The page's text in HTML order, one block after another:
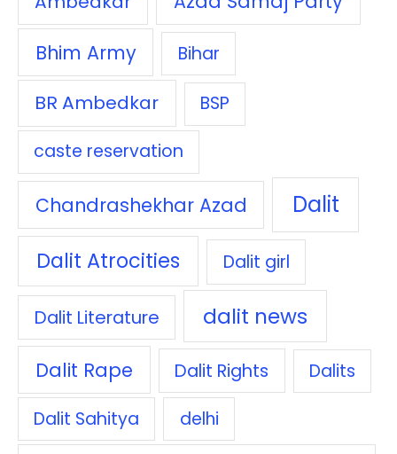
Bhim Army
Bihar
BR Ambedkar
BSP
caste reservation
Chandrashekhar Azad Dalit
Dalit Atrocities Dalit girl
Dalit Literature dalit news
Dalit Rape Dalit Rights Dalits
Dalit Sahitya delhi